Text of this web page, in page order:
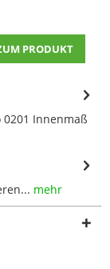
PRODUKT
Innenmaß
mehr